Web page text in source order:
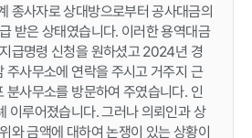
종사자로 상대방으로부터 공사대금의
받은 상태였습니다. 이러한 용역대금
급명령 신청을 원하셨고 2024년 경
주사무소에 연락을 주시고 거주지 근
분사무소를 방문하여 주였습니다. 인
이루어졌습니다. 그러나 의뢰인과 상
와 금액에 대하여 논쟁이 있는 상황이